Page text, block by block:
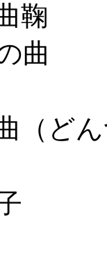
曲
の
曲（
子